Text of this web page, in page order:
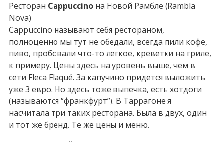
Ресторан Cappuccino на Новой Рамбле (Rambla
Nova)
Cappuccino называют себя рестораном,
полноценно мы тут не обедали, всегда пили кофе,
пиво, пробовали что-то легкое, креветки на гриле,
к примеру. Цены здесь на уровень выше, чем в
сети Fleca Flaqué. За капучино придется выложить
уже 3 евро. Но здесь тоже выпечка, есть хотдоги
(называются “франкфурт”). В Таррагоне я
насчитала три таких ресторана. Была в двух, один
и тот же бренд. Те же цены и меню.